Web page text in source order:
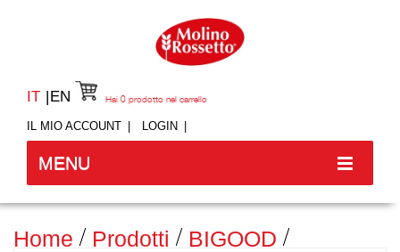
IT EN
IL MIO ACCOUNT LOGIN
Hai 0 prodotto nel carrello
MENU
Home Prodotti
BIGOOD